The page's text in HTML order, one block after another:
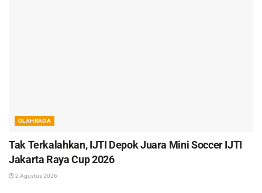
OLAHRAGA
Tak Terkalahkan, IJTI Depok Juara Mini Soccer IJTI
Jakarta Raya Cup 2026
2 Agustus 2026